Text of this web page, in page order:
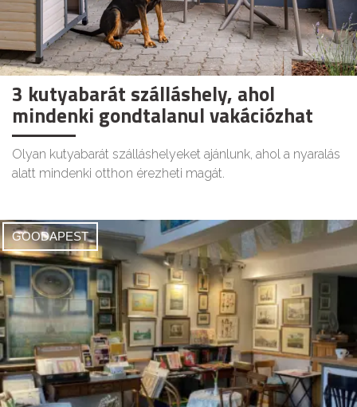
3 kutyabarát szálláshely, ahol
mindenki gondtalanul vakációzhat
Olyan kutyabarát szálláshelyeket ajánlunk, ahol a nyaralás
alatt mindenki otthon érezheti magát.
GOODAPEST